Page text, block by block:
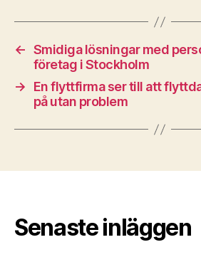
← Smidiga lösningar med
företag i Stockholm
→
En flyttfirma ser till att
på utan problem
Senaste inläggen